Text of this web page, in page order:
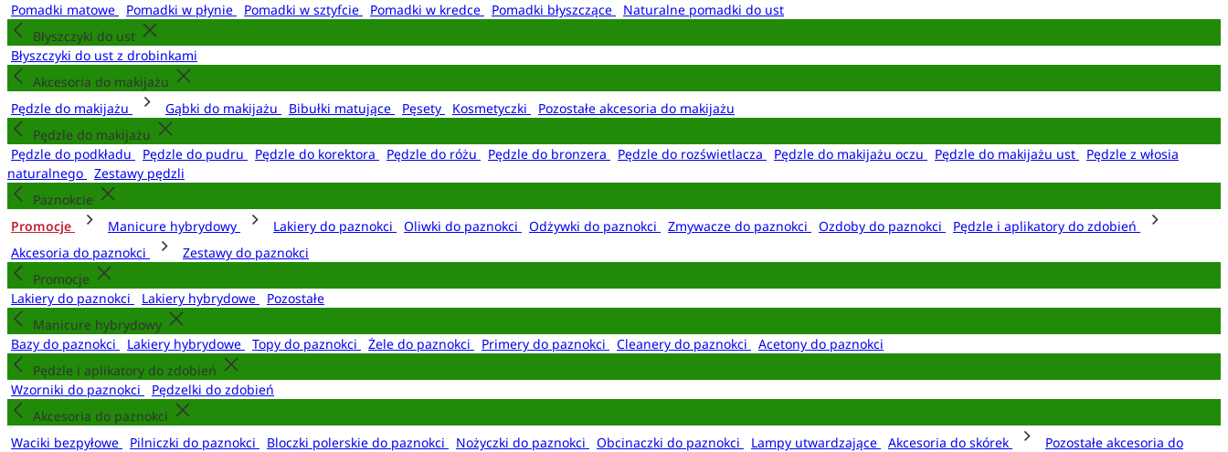
Pomadki matowe
Pomadki w płynie Pomadki w sztyfcie Pomadki w kredce Pomadki błyszczące
Naturalne pomadki do ust
Błyszczyki do ust
Błyszczyki do ust z drobinkami
Akcesoria do makijażu
Pędzle do makijażu
Gąbki do makijażu Bibułki matujące Pęsety Kosmetyczki
Pozostałe akcesoria do makijażu
Pędzle do makijażu
Pędzle do podkładu
Pędzle do pudru Pędzle do korektora Pędzle do różu Pędzle do bronzera Pędzle do rozświetlacza Pędzle do makijażu oczu Pędzle do makijażu ust
Pędzle z włosia
naturalnego
Zestawy pędzli
Paznokcie
Promocje
Manicure hybrydowy Lakiery do paznokci Oliwki do paznokci Odżywki do paznokci Zmywacze do paznokci Ozdoby do paznokci
Pędzle i aplikatory do zdobień
Akcesoria do paznokci
Zestawy do paznokci
Promocje
Lakiery do paznokci
Lakiery hybrydowe
Pozostałe
Manicure hybrydowy
Bazy do paznokci
Lakiery hybrydowe Topy do paznokci Żele do paznokci Primery do paznokci Cleanery do paznokci
Acetony do paznokci
Pędzle i aplikatory do zdobień
Wzorniki do paznokci
Pędzelki do zdobień
Akcesoria do paznokci
Waciki bezpyłowe
Pilniczki do paznokci Bloczki polerskie do paznokci Nożyczki do paznokci Obcinaczki do paznokci Lampy utwardzające Akcesoria do skórek
Pozostałe akcesoria do